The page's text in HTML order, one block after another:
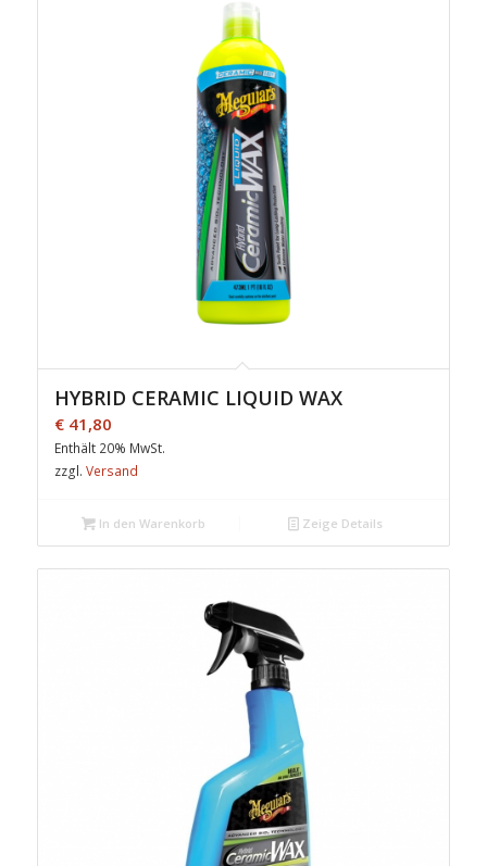
HYBRID CERAMIC LIQUID WAX
€41,80
Enthält 20% MwSt.
zzgl. Versand
In den Warenkorb Zeige Details